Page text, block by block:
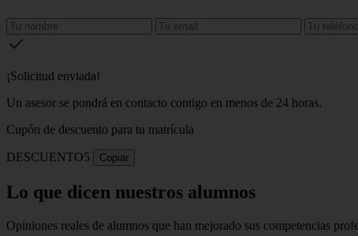
¡Solicitud enviada!
Un asesor se pondrá en contacto contigo en menos de 24 horas.
Cupón de descuento para tu matrícula
DESCUENTO5 Copiar
Lo que dicen nuestros alumnos
Opiniones reales de alumnos que han mejorado sus competencias